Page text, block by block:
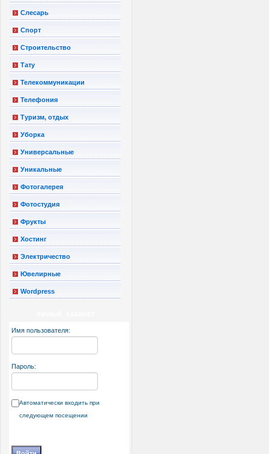
Слесарь
Спорт
Строительство
Тату
Телекоммуникации
Телефония
Туризм, отдых
Уборка
Универсальные
Уникальные
Фотогалерея
Фотостудия
Фрукты
Хостинг
Электричество
Ювелирные
Wordpress
Имя пользователя:
Пароль:
Автоматически входить при
следующем посещении